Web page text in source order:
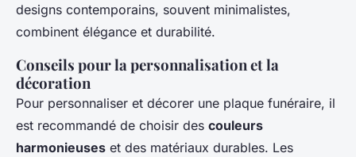
designs contemporains, souvent minimalistes,
combinent élégance et durabilité.
Conseils pour la personnalisation et la
décoration
Pour personnaliser et décorer une plaque funéraire, il
est recommandé de choisir des couleurs
harmonieuses et des matériaux durables. Les